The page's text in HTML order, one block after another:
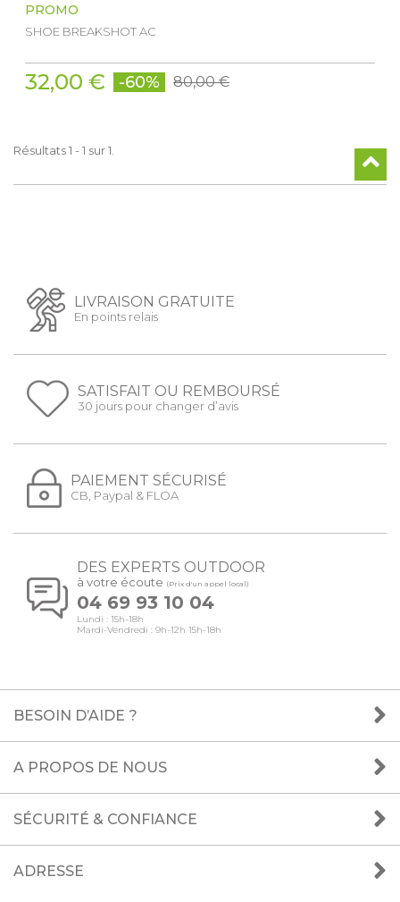
PROMO
SHOE BREAKSHOT AC
32,00 € -60% 80,00 €
Résultats 1 - 1 sur 1.
LIVRAISON GRATUITE
En points relais
SATISFAIT OU REMBOURSÉ
30 jours pour changer d’avis
PAIEMENT SÉCURISÉ
CB, Paypal & FLOA
DES EXPERTS OUTDOOR
à votre écoute (Prix d'un appel local)
04 69 93 10 04
Lundi : 15h-18h
Mardi-Vendredi : 9h-12h 15h-18h
BESOIN D’AIDE ?
A PROPOS DE NOUS
SÉCURITÉ & CONFIANCE
ADRESSE